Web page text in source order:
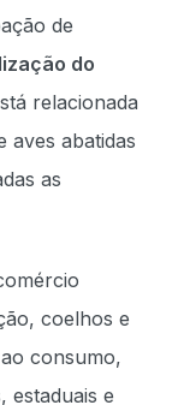
de
do
relacionada
aves abatidas
as
coelhos e
consumo,
estaduais e